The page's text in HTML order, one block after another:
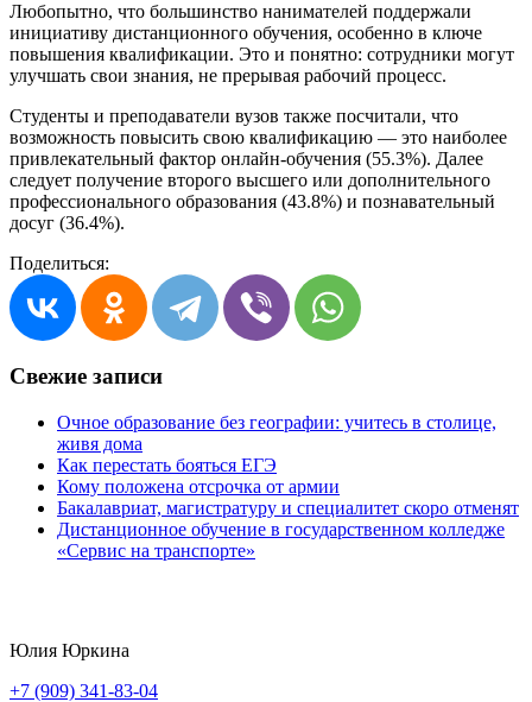
Любопытно, что большинство нанимателей поддержали
инициативу дистанционного обучения, особенно в ключе
повышения квалификации. Это и понятно: сотрудники могут
улучшать свои знания, не прерывая рабочий процесс.
Студенты и преподаватели вузов также посчитали, что
возможность повысить свою квалификацию — это наиболее
привлекательный фактор онлайн-обучения (55.3%). Далее
следует получение второго высшего или дополнительного
профессионального образования (43.8%) и познавательный
досуг (36.4%).
Поделиться:
Свежие записи
Очное образование без географии: учитесь в столице,
живя дома
Как перестать бояться ЕГЭ
Кому положена отсрочка от армии
Бакалавриат, магистратуру и специалитет скоро отменят
Дистанционное обучение в государственном колледже
«Сервис на транспорте»
Юлия Юркина
+7 (909) 341-83-04